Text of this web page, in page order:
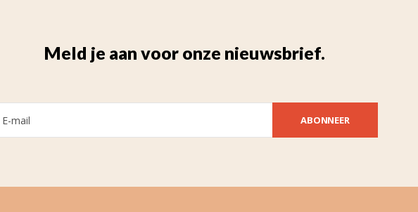
Meld je aan voor onze nieuwsbrief.
ABONNEER